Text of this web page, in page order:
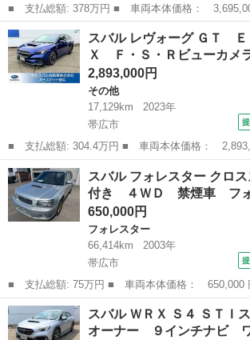
■ 支払総額: 378万円 ■ 車両本体価格： 3,695,000 円 ■ メーカー
名： スバル ■ 車種名： クロストレック ■ グ
ミアムＳ：ＨＥＶ ＥＸ ４ＷＤ アイサイトコア
イフティ＋...
北海道 帯広市
スバル レヴォーグ ＧＴ
Ｘ Ｆ・Ｓ・Ｒビューカ
2,893,000円
その他
17,129km
2023年
帯広市
■ 支払総額: 304.4万円 ■ 車両本体価格： 2,893,000 円 ■ メーカ
ー名： スバル ■ 車種名： レヴォーグ ■ グ
ＥＸ アイサイトＸ Ｆ・Ｓ・Ｒビューカメラ １
ター Ｆ...
北海道 帯広市
スバル フォレスター クロ
付き ４ＷＤ 禁煙車 フ
650,000円
フォレスター
66,414km
2003年
帯広市
■ 支払総額: 75万円 ■ 車両本体価格： 650,000 円 ■ メーカー
名： スバル ■ 車種名： フォレスター ■ グレ
スポーツ 検２年付き ４ＷＤ 禁煙車 フォグラ
ト ＳＴＩマフラ...
北海道 帯広市 フォレスター
スバル ＷＲＸ Ｓ４ ＳＴＩ
オーナー ９インチナビ